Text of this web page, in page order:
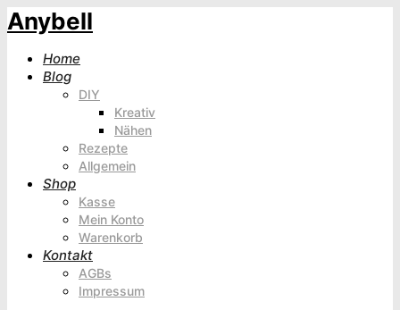
Anybell
Home
Blog
DIY
Kreativ
Nähen
Rezepte
Allgemein
Shop
Kasse
Mein Konto
Warenkorb
Kontakt
AGBs
Impressum